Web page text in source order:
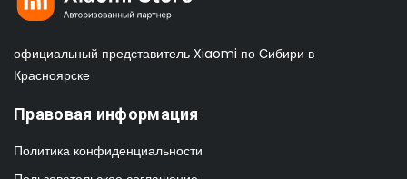
официальный представитель Xiaomi по Сибири в
Красноярске
Правовая информация
Политика конфиденциальности